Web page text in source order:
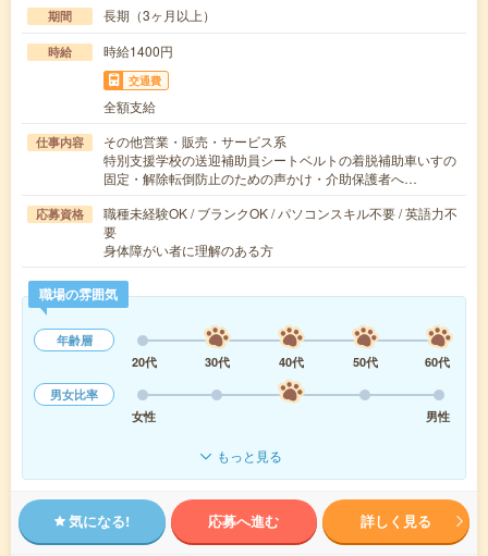
期間 長期（3ヶ月以上）
時給 時給1400円
交通費
全額支給
仕事内容
その他営業・販売・サービス系
特別支援学校の送迎補助員シートベルトの着脱補助車いすの
固定・解除転倒防止のための声かけ・介助保護者へ…
応募資格
職種未経験OK / ブランクOK / パソコンスキル不要 / 英語力不
要
身体障がい者に理解のある方
職場の雰囲気
年齢層
20代
30代 40代 50代
60代
男女比率
女性
男性
もっと見る
気になる! 応募へ進む 詳しく見る